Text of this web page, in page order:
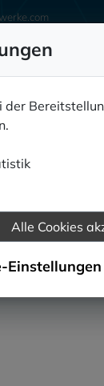
der
Alle Cookies